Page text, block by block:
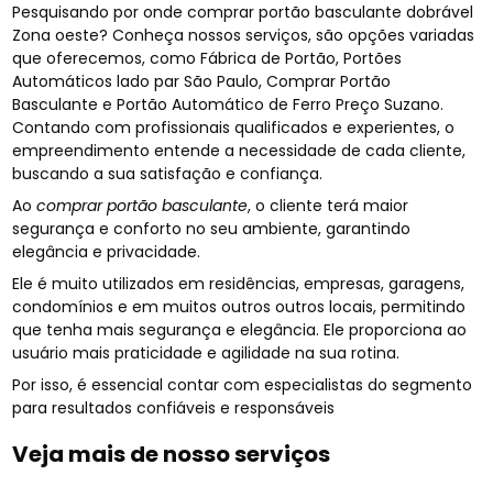
Pesquisando por onde comprar portão basculante dobrável
Zona oeste? Conheça nossos serviços, são opções variadas
que oferecemos, como Fábrica de Portão, Portões
Automáticos lado par São Paulo, Comprar Portão
Basculante e Portão Automático de Ferro Preço Suzano.
Contando com profissionais qualificados e experientes, o
empreendimento entende a necessidade de cada cliente,
buscando a sua satisfação e confiança.
Aocomprar portão basculante, o cliente terá maior
segurança e conforto no seu ambiente, garantindo
elegância e privacidade.
Ele é muito utilizados em residências, empresas, garagens,
condomínios e em muitos outros outros locais, permitindo
que tenha mais segurança e elegância. Ele proporciona ao
usuário mais praticidade e agilidade na sua rotina.
Por isso, é essencial contar com especialistas do segmento
para resultados confiáveis e responsáveis
Veja mais de nosso serviços